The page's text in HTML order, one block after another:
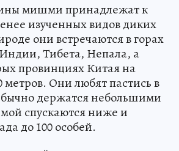
мишми принадлежат к
изученных видов диких
они встречаются в горах
Индии, Тибета, Непала, а
провинциях Китая на
метров. Они любят пастись в
держатся небольшими
спускаются ниже и
до 100 особей.